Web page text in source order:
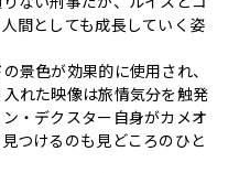
間としても成長していく姿
景色が効果的に使用され、
れた映像は旅情気分を触発
・デクスター自身がカメオ
つけるのも見どころのひと